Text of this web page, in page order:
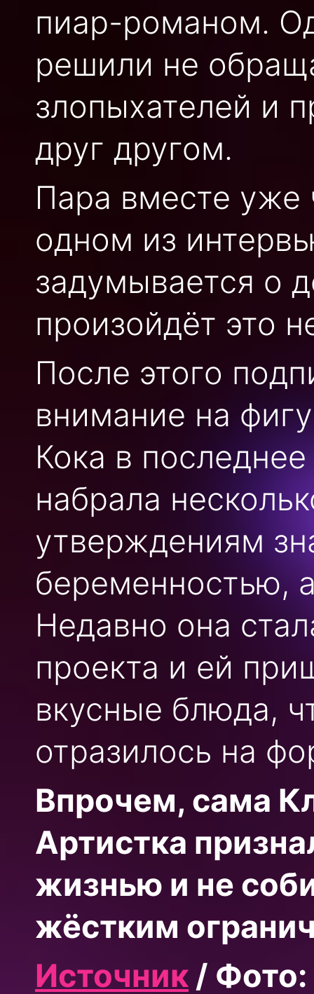
пиар-романом.
решили не
злопыхателей и
друг другом.
Пара вместе уже
одном из
задумывается о
произойдёт это
После этого
внимание на
Кока в
набрала
утверждениям
беременностью,
Недавно она
проекта и ей
вкусные блюда,
отразилось на
Впрочем, сама
Артистка
жизнью и не
жёстким
Источник / Фото: